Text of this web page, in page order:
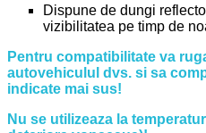
Dispune de dungi
vizibilitatea pe timp de
Pentru compatibilitate va
autovehiculul dvs. si sa
indicate mai sus!
Nu se utilizeaza la